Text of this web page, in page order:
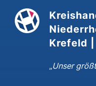
Krefeld
„Unser